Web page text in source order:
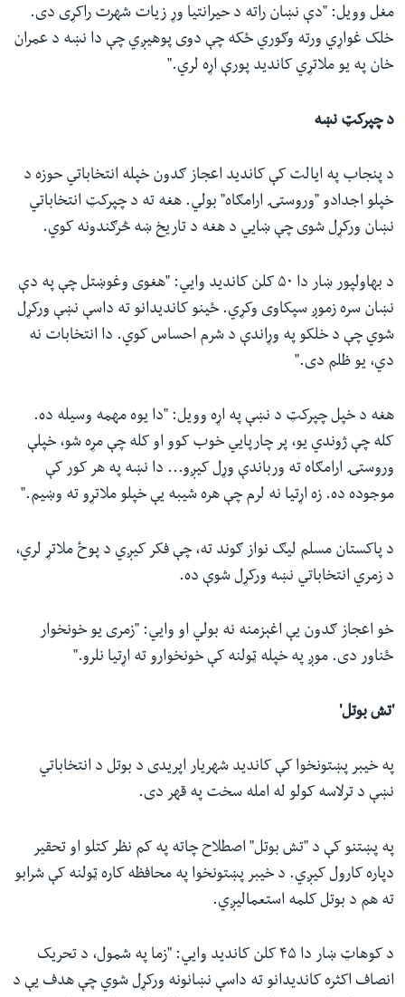
مغل وویل: "دې نښان راته د حیرانتیا وړ زیات شهرت راکړی دی.
خلک غواړي ورته وګوري ځکه چې دوی پوهیږي چې دا نښه د عمران
خان په یو ملاتړي کاندید پورې اړه لري."
د چپرکټ نښه
د پنجاب په ایالت کې کاندید اعجاز ګدون خپله انتخاباتي حوزه د
خپلو اجدادو "وروستۍ ارامګاه" بولي. هغه ته د چپرکټ انتخاباتي
نښان ورکړل شوی چې ښايي د هغه د تاریخ ښه څرګندونه کوي.
د بهاولپور ښار دا ۵۰ کلن کاندید وايي: "هغوی وغوښتل چې په دې
نښان سره زموږ سپکاوی وکړي. ځینو کاندیدانو ته داسې نښې ورکړل
شوي چې د خلکو په وړاندې د شرم احساس کوي. دا انتخابات نه
دي، یو ظلم دی."
هغه د خپل چپرکټ د نښې په اړه وویل: "دا یوه مهمه وسیله ده.
کله چې ژوندي یو، پر چارپايي خوب کوو او کله چې مړه شو، خپلې
وروستۍ ارامګاه ته ورباندې وړل کیږو... دا نښه په هر کور کې
موجوده ده. زه اړتیا نه لرم چې هره شیبه یې خپلو ملاتړو ته وښیم."
د پاکستان مسلم لیګ نواز ګوند ته، چې فکر کیږي د پوځ ملاتړ لري،
د زمري انتخاباتي نښه ورکړل شوې ده.
خو اعجاز ګدون یې اغېزمنه نه بولي او وايي: "زمری یو خونخوار
ځناور دی. موږ په خپله ټولنه کې خونخوارو ته اړتیا نلرو."
'تش بوتل'
په خیبر پښتونخوا کې کاندید شهریار اپریدی د بوتل د انتخاباتي
نښې د ترلاسه کولو له امله سخت په قهر دی.
په پښتنو کې د "تش بوتل" اصطلاح چاته په کم نظر کتلو او تحقیر
دپاره کارول کیږي. د خیبر پښتونخوا په محافظه کاره ټولنه کې شرابو
ته هم د بوتل کلمه استعمالیږي.
د کوهاټ ښار دا ۴۵ کلن کاندید وايي: "زما په شمول، د تحریک
انصاف اکثره کاندیدانو ته داسې نښانونه ورکړل شوي چې هدف یې د